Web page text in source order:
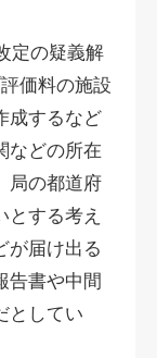
定の疑義解
価料の施設
成するなど
などの所在
局の都道府
とする考え
が届け出る
告書や中間
としてい